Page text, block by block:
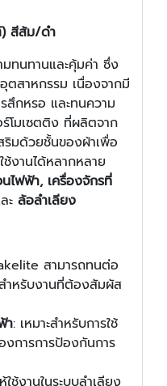
) สีส้ม/ดำ
ทนทานและคุ้มค่า ซึ่ง
ตสาหกรรม เนื่องจากมี
กหรอ และทนความ
โมเซตติง ที่ผลิตจาก
ริมด้วยชั้นของผ้าเพื่อ
งานได้หลากหลาย
ไฟฟ้า, เครื่องจักรที่
ะ ล้อลำเลียง
สามารถทนต่อ
ำหรับงานที่ต้องสัมผัส
า: เหมาะสำหรับการใช้
การการป้องกันการ